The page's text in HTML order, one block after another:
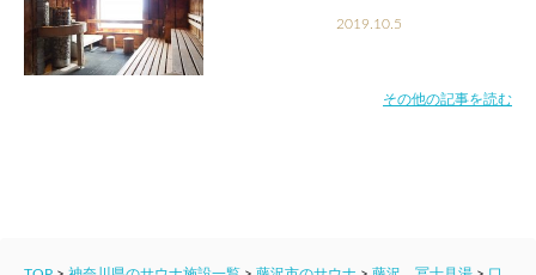
2019.10.5
その他の記事を読む